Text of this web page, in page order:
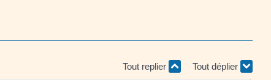
Tout replier Tout déplier